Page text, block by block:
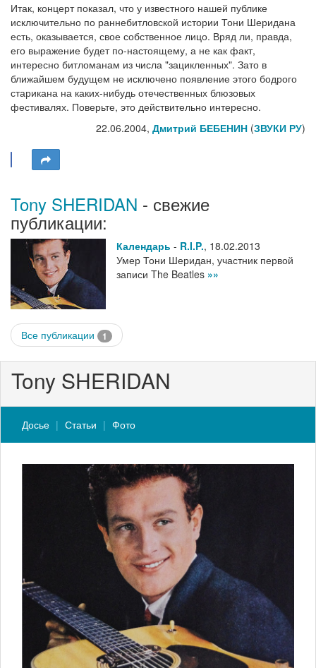
Итак, концерт показал, что у известного нашей публике
исключительно по раннебитловской истории Тони Шеридана
есть, оказывается, свое собственное лицо. Вряд ли, правда,
его выражение будет по-настоящему, а не как факт,
интересно битломанам из числа "зацикленных". Зато в
ближайшем будущем не исключено появление этого бодрого
старикана на каких-нибудь отечественных блюзовых
фестивалях. Поверьте, это действительно интересно.
22.06.2004, Дмитрий БЕБЕНИН (ЗВУКИ РУ)
Tony SHERIDAN - свежие
публикации:
Календарь - R.I.P., 18.02.2013
Умер Тони Шеридан, участник первой
записи The Beatles »»
Все публикации 1
Tony SHERIDAN
Досье Статьи Фото